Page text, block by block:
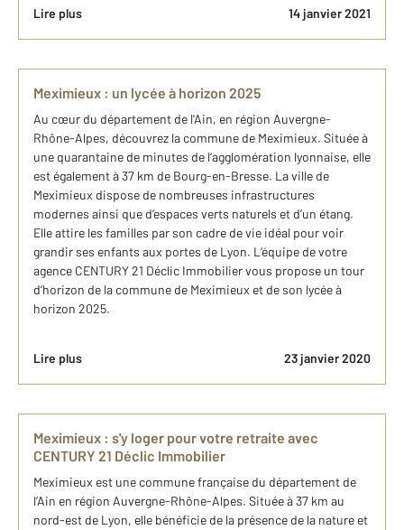
Lire plus 14 janvier 2021
Meximieux : un lycée à horizon 2025
Au cœur du département de l'Ain, en région Auvergne-
Rhône-Alpes, découvrez la commune de Meximieux. Située à
une quarantaine de minutes de l’agglomération lyonnaise, elle
est également à 37 km de Bourg-en-Bresse. La ville de
Meximieux dispose de nombreuses infrastructures
modernes ainsi que d’espaces verts naturels et d’un étang.
Elle attire les familles par son cadre de vie idéal pour voir
grandir ses enfants aux portes de Lyon. L’équipe de votre
agence CENTURY 21 Déclic Immobilier vous propose un tour
d’horizon de la commune de Meximieux et de son lycée à
horizon 2025.
Lire plus 23 janvier 2020
Meximieux : s'y loger pour votre retraite avec
CENTURY 21 Déclic Immobilier
Meximieux est une commune française du département de
l’Ain en région Auvergne-Rhône-Alpes. Située à 37 km au
nord-est de Lyon, elle bénéficie de la présence de la nature et